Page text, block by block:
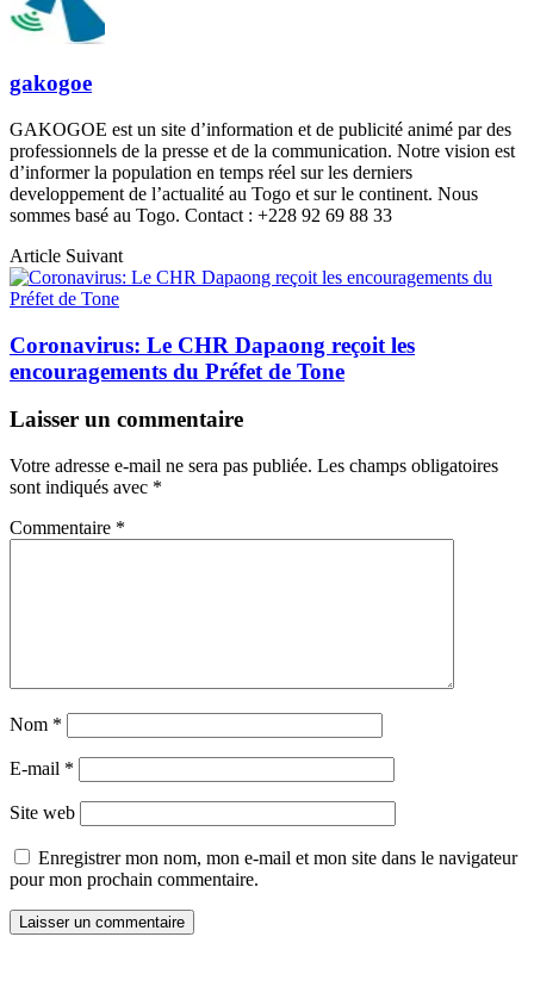
gakogoe
GAKOGOE est un site d’information et de publicité animé par des
professionnels de la presse et de la communication. Notre vision est
d’informer la population en temps réel sur les derniers
developpement de l’actualité au Togo et sur le continent. Nous
sommes basé au Togo. Contact : +228 92 69 88 33
Article Suivant
Coronavirus: Le CHR Dapaong reçoit les
encouragements du Préfet de Tone
Laisser un commentaire
Votre adresse e-mail ne sera pas publiée. Les champs obligatoires
sont indiqués avec *
Commentaire *
Nom *
E-mail *
Site web
Enregistrer mon nom, mon e-mail et mon site dans le navigateur
pour mon prochain commentaire.